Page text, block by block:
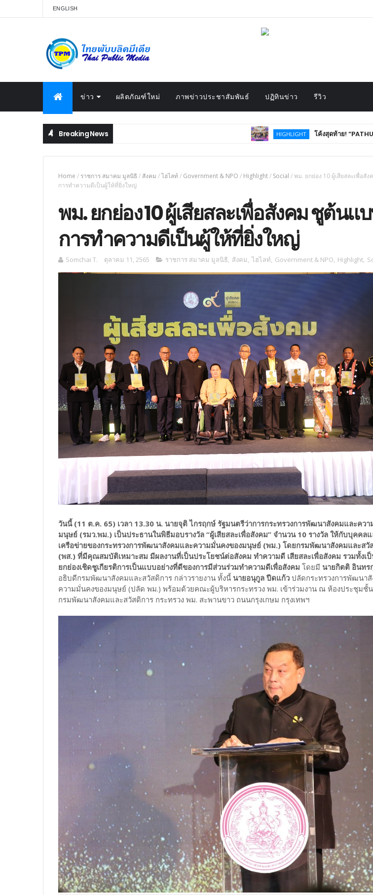
ENGLISH
ข่าว ผลิตภัณฑ์ใหม่ ภาพข่าวประชาสัมพันธ์ ปฏิทินข่าว รีวิว
Breaking News HIGHLIGHT โค้งสุดท้าย! “PATHUMTHANI
Home / ราชการ สมาคม มูลนิธิ / สังคม /ไฮไลท์ / Government & NPO / Highlight/ Social /พม. ยกย่อง 10 ผู้เสียสละเพื่อสั
การทำความดีเป็นผู้ให้ที่ยิ่งใหญ่
พม. ยกย่อง 10 ผู้เสียสละเพื่อสังคม ชูต้นแ
การทำความดีเป็นผู้ให้ที่ยิ่งใหญ่
Somchai T. ตุลาคม 11, 2565 ราชการ สมาคม มูลนิธิ, สังคม, ไฮไลท์, Government & NPO, Highlight,
วันนี้ (11 ต.ค. 65) เวลา 13.30 น. นายจุติ ไกรฤกษ์ รัฐมนตรีว่าการกระทรวงการพัฒนาสังคมและคว
มนุษย์ (รมว.พม.) เป็นประธานในพิธีมอบรางวัล “ผู้เสียสละเพื่อสังคม” จำนวน 10 รางวัล ให้กับบุคคล
เครือข่ายของกระทรวงการพัฒนาสังคมและความมั่นคงของมนุษย์ (พม.) โดยกรมพัฒนาสังคมและสวั
(พส.) ที่มีคุณสมบัติเหมาะสม มีผลงานที่เป็นประโยชน์ต่อสังคม ทำความดี เสียสละเพื่อสังคม รวมทั้งเ
ยกย่องเชิดชูเกียรติการเป็นแบบอย่างที่ดีของการมีส่วนร่วมทำความดีเพื่อสังคม โดยมี นายกิตติ อินทร
อธิบดีกรมพัฒนาสังคมและสวัสดิการ กล่าวรายงาน ทั้งนี้ นายอนุกูล ปีดแก้ว ปลัดกระทรวงการพัฒนา
ความมั่นคงของมนุษย์ (ปลัด พม.) พร้อมด้วยคณะผู้บริหารกระทรวง พม. เข้าร่วมงาน ณ ห้องประชุมชั้
กรมพัฒนาสังคมและสวัสดิการ กระทรวง พม. สะพานขาว ถนนกรุงเกษม กรุงเทพฯ